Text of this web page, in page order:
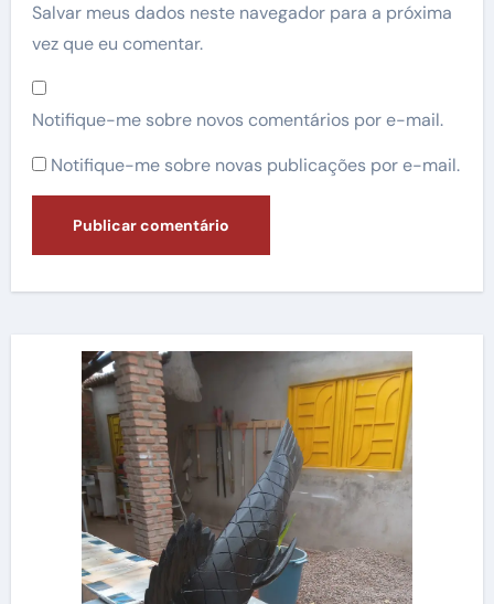
Salvar meus dados neste navegador para a próxima
vez que eu comentar.
Notifique-me sobre novos comentários por e-mail.
Notifique-me sobre novas publicações por e-mail.